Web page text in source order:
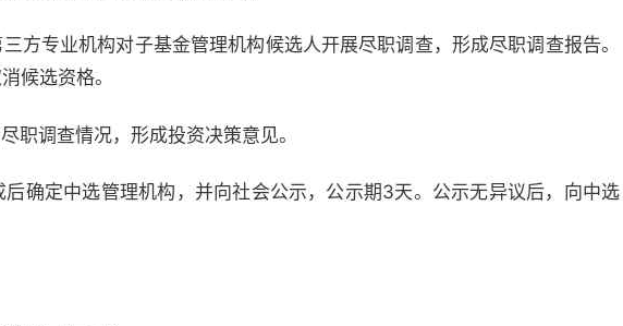
方专业机构对子基金管理机构候选人开展尽职调查，形成尽职调查报告。
候选资格。
职调查情况，形成投资决策意见。
后确定中选管理机构，并向社会公示，公示期3天。公示无异议后，向中选